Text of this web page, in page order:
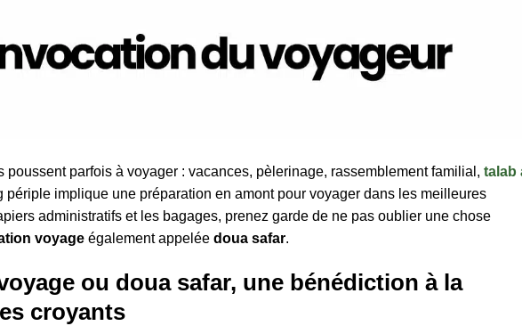
poussent parfois à voyager : vacances, pèlerinage, rassemblement familial, talab
implique une préparation en amont pour voyager dans les meilleures
administratifs et les bagages, prenez garde de ne pas oublier une chose
voyage également appelée doua safar.
ou doua safar, une bénédiction à la
croyants